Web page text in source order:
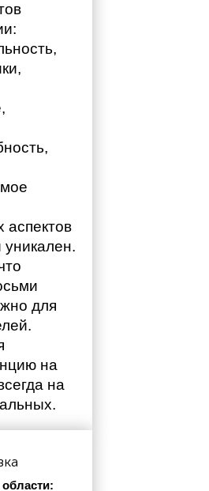
уникален.
для
на
на